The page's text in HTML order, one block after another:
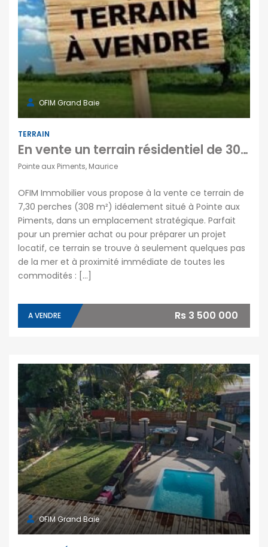
OFIM Grand Baie
TERRAIN
En vente un terrain résidentiel de 308m2 situé dans un emplacement stratégique à Pointe aux Piments
Pointe aux Piments, Maurice
OFIM Immobilier vous propose à la vente ce terrain de
7,30 perches (308 m²) idéalement situé à Pointe aux
Piments, dans un emplacement stratégique. Parfait
pour un premier achat ou pour préparer un projet
locatif, ce terrain se trouve à seulement quelques pas
de la mer et à proximité immédiate de toutes les
commodités : […]
A VENDRE Rs 3 500 000
OFIM Grand Baie